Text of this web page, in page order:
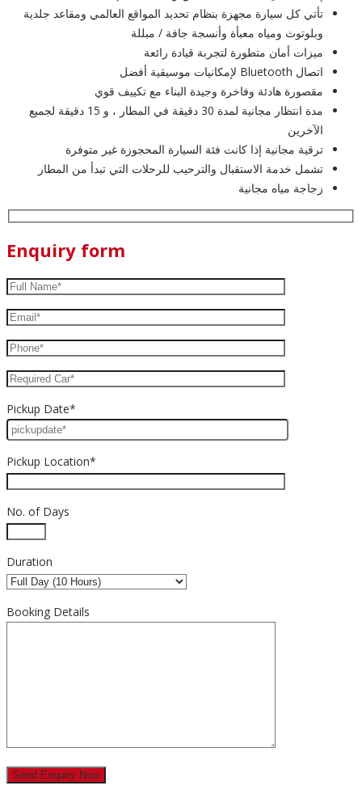
تأتي كل سيارة مجهزة بنظام تحديد المواقع العالمي ومقاعد جلدية
وبلوتوث ومياه معبأة وأنسجة جافة / مبللة
ميزات أمان متطورة لتجربة قيادة رائعة
اتصال Bluetooth لإمكانيات موسيقية أفضل
مقصورة هادئة وفاخرة وجيدة البناء مع تكييف قوي
مدة انتظار مجانية لمدة 30 دقيقة في المطار ، و 15 دقيقة لجميع
الآخرين
ترقية مجانية إذا كانت فئة السيارة المحجوزة غير متوفرة
تشمل خدمة الاستقبال والترحيب للرحلات التي تبدأ من المطار
زجاجة مياه مجانية
Enquiry form
Pickup Date*
Pickup Location*
No. of Days
Duration
Booking Details